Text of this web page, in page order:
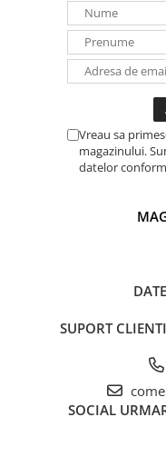
Vreau sa
magazinului.
datelor conform
SUPORT CLIENTI
SOCIAL